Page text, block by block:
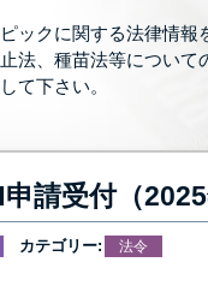
ックに関する法律情報
法、種苗法等について
て下さい。
請受付（
カテゴリー: 法令